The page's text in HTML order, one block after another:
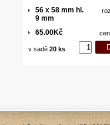
56 x 58 mm hl.
9 mm
65.00Kč
v sadě 20 ks